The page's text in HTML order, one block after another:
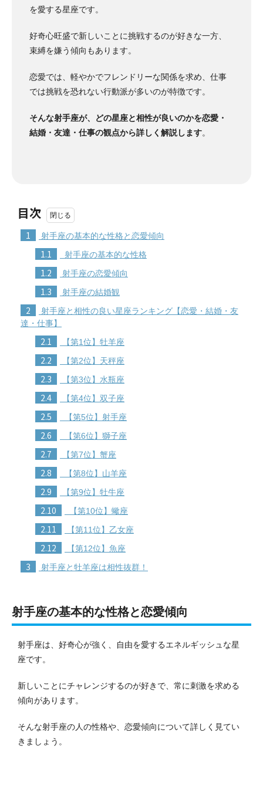
を愛する星座です。
好奇心旺盛で新しいことに挑戦するのが好きな一方、
束縛を嫌う傾向もあります。
恋愛では、軽やかでフレンドリーな関係を求め、仕事
では挑戦を恐れない行動派が多いのが特徴です。
そんな射手座が、どの星座と相性が良いのかを恋愛・
結婚・友達・仕事の観点から詳しく解説します。
目次
1 射手座の基本的な性格と恋愛傾向
1.1 射手座の基本的な性格
1.2 射手座の恋愛傾向
1.3 射手座の結婚観
2
射手座と相性の良い星座ランキング【恋愛・結婚・友
達・仕事】
2.1 【第1位】牡羊座
2.2 【第2位】天秤座
2.3 【第3位】水瓶座
2.4 【第4位】双子座
2.5 【第5位】射手座
2.6 【第6位】獅子座
2.7 【第7位】蟹座
2.8 【第8位】山羊座
2.9 【第9位】牡牛座
2.10 【第10位】蠍座
2.11 【第11位】乙女座
2.12 【第12位】魚座
3 射手座と牡羊座は相性抜群！
射手座の基本的な性格と恋愛傾向
射手座は、好奇心が強く、自由を愛するエネルギッシュな星
座です。
新しいことにチャレンジするのが好きで、常に刺激を求める
傾向があります。
そんな射手座の人の性格や、恋愛傾向について詳しく見てい
きましょう。